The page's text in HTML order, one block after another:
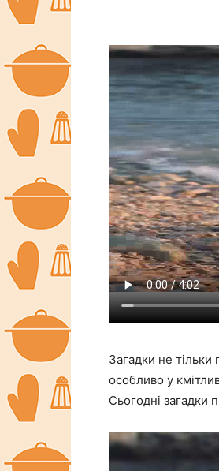
Загадки не
особливо у
Сьогодні загадки